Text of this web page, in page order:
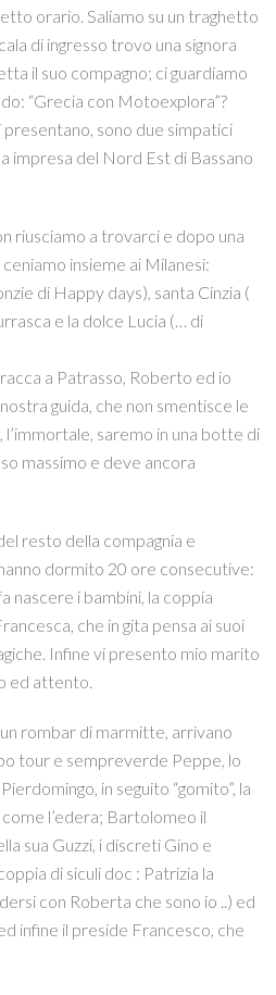
orario. Saliamo su un traghetto
di ingresso trovo una signora
il suo compagno; ci guardiamo
“Grecia con Motoexplora”?
sono due simpatici
impresa del Nord Est di Bassano
riusciamo a trovarci e dopo una
insieme ai Milanesi:
di Happy days), santa Cinzia (
e la dolce Lucia (… di
a Patrasso, Roberto ed io
guida, che non smentisce le
saremo in una botte di
massimo e deve ancora
resto della compagnia e
dormito 20 ore consecutive:
nascere i bambini, la coppia
che in gita pensa ai suoi
Infine vi presento mio marito
ed attento.
rombar di marmitte, arrivano
tour e sempreverde Peppe, lo
in seguito “gomito”, la
l’edera; Bartolomeo il
sua Guzzi, i discreti Gino e
di siculi doc : Patrizia la
con Roberta che sono io ..) ed
infine il preside Francesco, che